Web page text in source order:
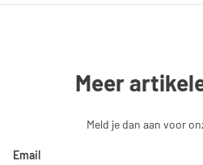
Meer
Meld je dan aan voor
Email